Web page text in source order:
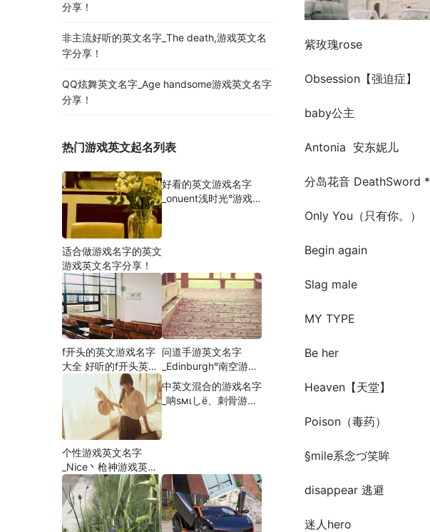
紫玫瑰rose
Obsession【强迫症】
baby公主
Antonia  安东妮儿
分岛花音 DeathSword *
Only You（只有你。）
Begin again
Slag male
MY TYPE
Be her
Heaven【天堂】
Poison（毒药）
§mile系念づ笑眸
disappear 逃避
迷人hero
分享！
非主流好听的英文名字_The death,游戏英文名
字分享！
QQ炫舞英文名字_Age handsome游戏英文名字
分享！
热门游戏英文起名列表
适合做游戏名字的英文
游戏英文名字分享！
好看的英文游戏名字
_onuent浅时光°游戏
f开头的英文游戏名字
大全 好听的f开头英文
网名游戏英文名字分
问道手游英文名字
_Edinburgh°南空游戏
英文名字分享！
个性游戏英文名字
_Nice丶枪神游戏英文
名字分享！
中英文混合的游戏名字
_呐sмιしё、刺骨游戏